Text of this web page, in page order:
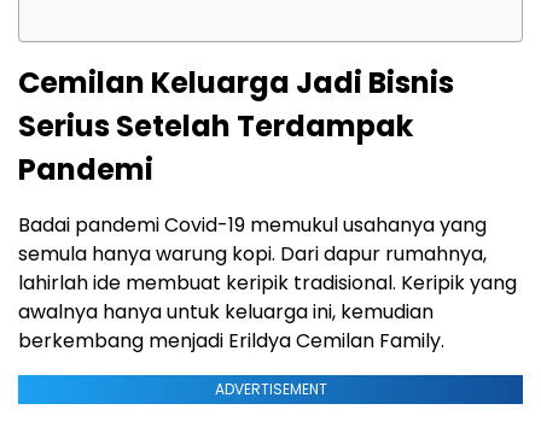
Cemilan Keluarga Jadi Bisnis
Serius Setelah Terdampak
Pandemi
Badai pandemi Covid-19 memukul usahanya yang
semula hanya warung kopi. Dari dapur rumahnya,
lahirlah ide membuat keripik tradisional. Keripik yang
awalnya hanya untuk keluarga ini, kemudian
berkembang menjadi Erildya Cemilan Family.
ADVERTISEMENT